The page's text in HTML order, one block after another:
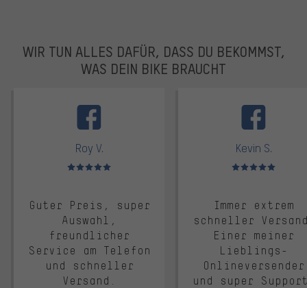
WIR TUN ALLES DAFÜR, DASS DU BEKOMMST,
WAS DEIN BIKE BRAUCHT
Roy V.
Bewertungen: 5 von 5
Guter Preis, super
Auswahl,
freundlicher
Service am Telefon
und schneller
Versand.
Kevin S.
Bewertungen: 5 von 5
Immer extrem
schneller
Einer meiner
Lieblings-
Onlineversender
und super